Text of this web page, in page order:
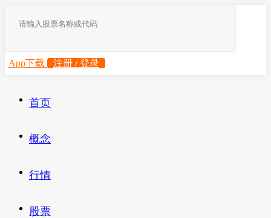
App下载 注册 / 登录
首页
概念
行情
股票